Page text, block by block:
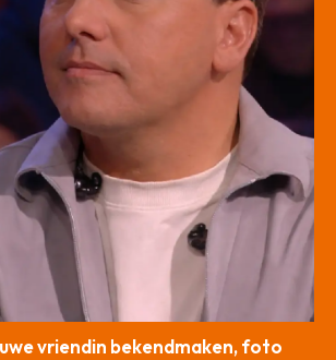
vriendin bekendmaken, foto